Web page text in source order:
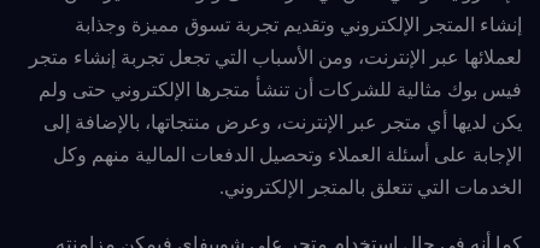
إنشاء المتجر الإلكتروني وتقديم تجربة تسوق مميزة وجذابة
لعملائها عبر الإنترنت، ومن الأسباب التي تجعل تجربة إنشاء متجر
فيس بوك مثالية للشركات أن تنشأ متجرها الإلكتروني حتى ولم
يكن لديها أي متجر عبر الإنترنت، وعرض منتجاتها، بالإضافة إلى
الإجابة على أسئلة العملاء وتحصيل الدفعات المالية منهم وكل
الخدمات التي تتعلق بالمتجر الإلكتروني.
كما أنه في حال استخدام متجر على شوبيفاي فيمكن مزامنته